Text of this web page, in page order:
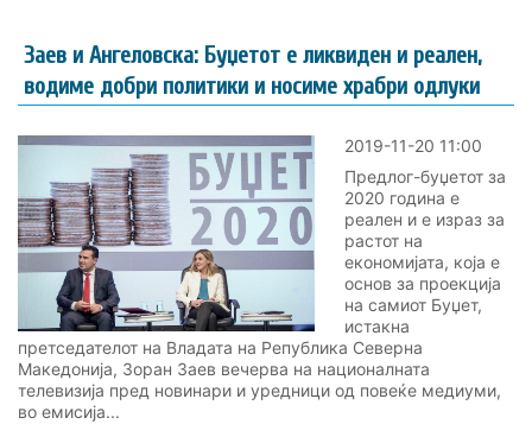
Заев и Ангеловска: Буџетот е ликвиден и реален,
водиме добри политики и носиме храбри одлуки
2019-11-20 11:00
Предлог-буџетот за
2020 година е
реален и е израз за
растот на
економијата, која е
основ за проекција
на самиот Буџет,
истакна
претседателот на Владата на Република Северна
Македонија, Зоран Заев вечерва на националната
телевизија пред новинари и уредници од повеќе медиуми,
во емисија...